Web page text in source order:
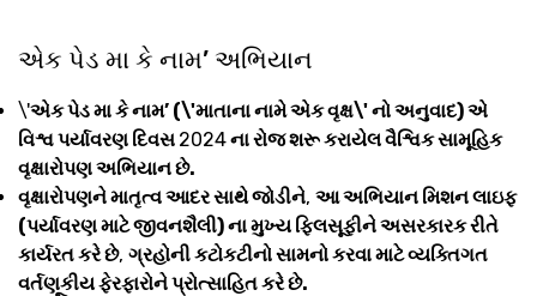
એક પેડ મા કે નામ’ અભિયાન
\'એક પેડ મા કે નામ’ (\'માતાના નામે એક વૃક્ષ\' નો અનુવાદ) એ
વિશ્વ પર્યાવરણ દિવસ 2024ના રોજ શરૂ કરાયેલ વૈશ્વિક સામૂહિક
વૃક્ષારોપણ અભિયાન છે.
વૃક્ષારોપણને માતૃત્વ આદર સાથે જોડીને, આ અભિયાન મિશન લાઇફ
(પર્યાવરણ માટે જીવનશૈલી) ના મુખ્ય ફિલસૂફીને અસરકારક રીતે
કાર્યરત કરે છે, ગ્રહોની કટોકટીનો સામનો કરવા માટે વ્યક્તિગત
વર્તણૂકીય ફેરફારોને પ્રોત્સાહિત કરે છે.